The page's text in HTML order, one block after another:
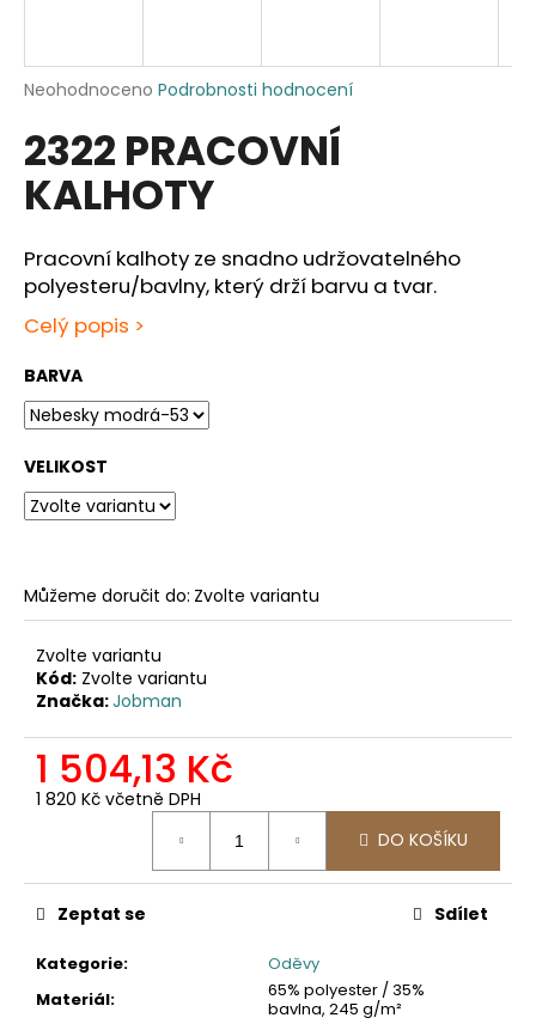
Průměrné
produktu
je
0,0
hvězdiček.
Neohodnoceno Podrobnosti hodnocení
2322 PRACOVNÍ
KALHOTY
Pracovní kalhoty ze snadno udržovatelného
polyesteru/bavlny, který drží barvu a tvar.
Celý popis >
BARVA
VELIKOST
Můžeme doručit do: Zvolte variantu
Zvolte variantu
Kód: Zvolte variantu
Značka:Jobman
1 504,13 Kč
1 820 Kč včetně DPH
DO KOŠÍKU
Kategorie:
Oděvy
Materiál:
65% polyester / 35%
bavlna, 245 g/m²
Zeptat se Sdílet
j
í
?
HLEDAT
D
o
p
o
r
u
j
e
m
e
2325
MICROFLEECOVÁ
PRACOVNÍ
MIKINA